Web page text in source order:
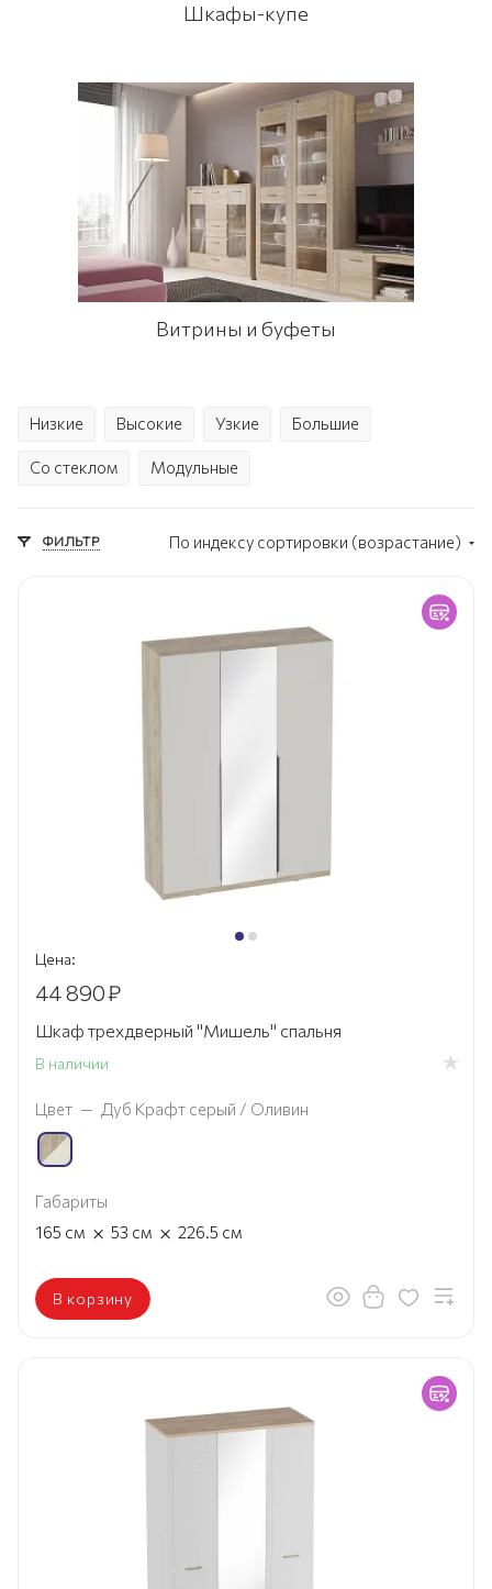
Шкафы-купе
Витрины и буфеты
Низкие Высокие Узкие Большие
Со стеклом Модульные
ФИЛЬТР По индексу сортировки (возрастание)
Цена:
44 890₽
Шкаф трехдверный "Мишель" спальня
В наличии
Цвет — Дуб Крафт серый / Оливин
Габариты
165 см × 53 см × 226.5 см
В корзину